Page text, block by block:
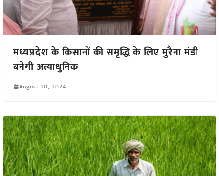
मध्यप्रदेश के किसानों की समृद्धि के लिए मुरैना मंडी
बनेगी अत्याधुनिक
August 20, 2024